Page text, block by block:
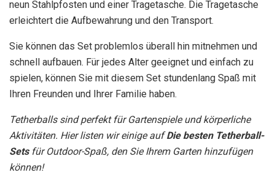
neun Stahlpfosten und einer Tragetasche. Die Tragetasche
erleichtert die Aufbewahrung und den Transport.
Sie können das Set problemlos überall hin mitnehmen und
schnell aufbauen. Für jedes Alter geeignet und einfach zu
spielen, können Sie mit diesem Set stundenlang Spaß mit
Ihren Freunden und Ihrer Familie haben.
Tetherballs sind perfekt für Gartenspiele und körperliche
Aktivitäten. Hier listen wir einige aufDie besten Tetherball-
Setsfür Outdoor-Spaß, den Sie Ihrem Garten hinzufügen
können!